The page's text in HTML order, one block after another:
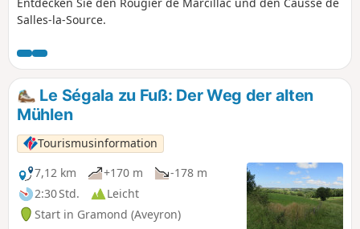
Salles-la-Source.
Le Ségala zu Fuß: Der Weg der alten
Mühlen
Tourismusinformation
7,12 km
+170 m
-178 m
2:30 Std.
Leicht
Start in Gramond (Aveyron)